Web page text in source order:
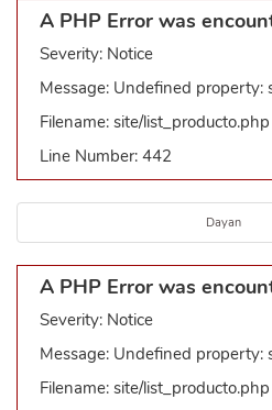
A PHP Error was
Severity: Notice
Message: Undefined property:
Filename: site/list_producto.php
Line Number: 442
Dayan
A PHP Error was
Severity: Notice
Message: Undefined property:
Filename: site/list_producto.php